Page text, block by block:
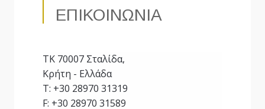
ΕΠΙΚΟΙΝΩΝΙΑ
ΤΚ 70007 Σταλίδα,
Κρήτη - Ελλάδα
T: +30 28970 31319
F: +30 28970 31589